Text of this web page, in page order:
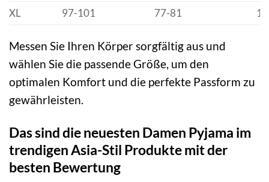
XL
97-101 77-81
Messen Sie Ihren Körper sorgfältig aus und
wählen Sie die passende Größe, um den
optimalen Komfort und die perfekte Passform zu
gewährleisten.
Das sind die neuesten Damen Pyjama im
trendigen Asia-Stil Produkte mit der
besten Bewertung